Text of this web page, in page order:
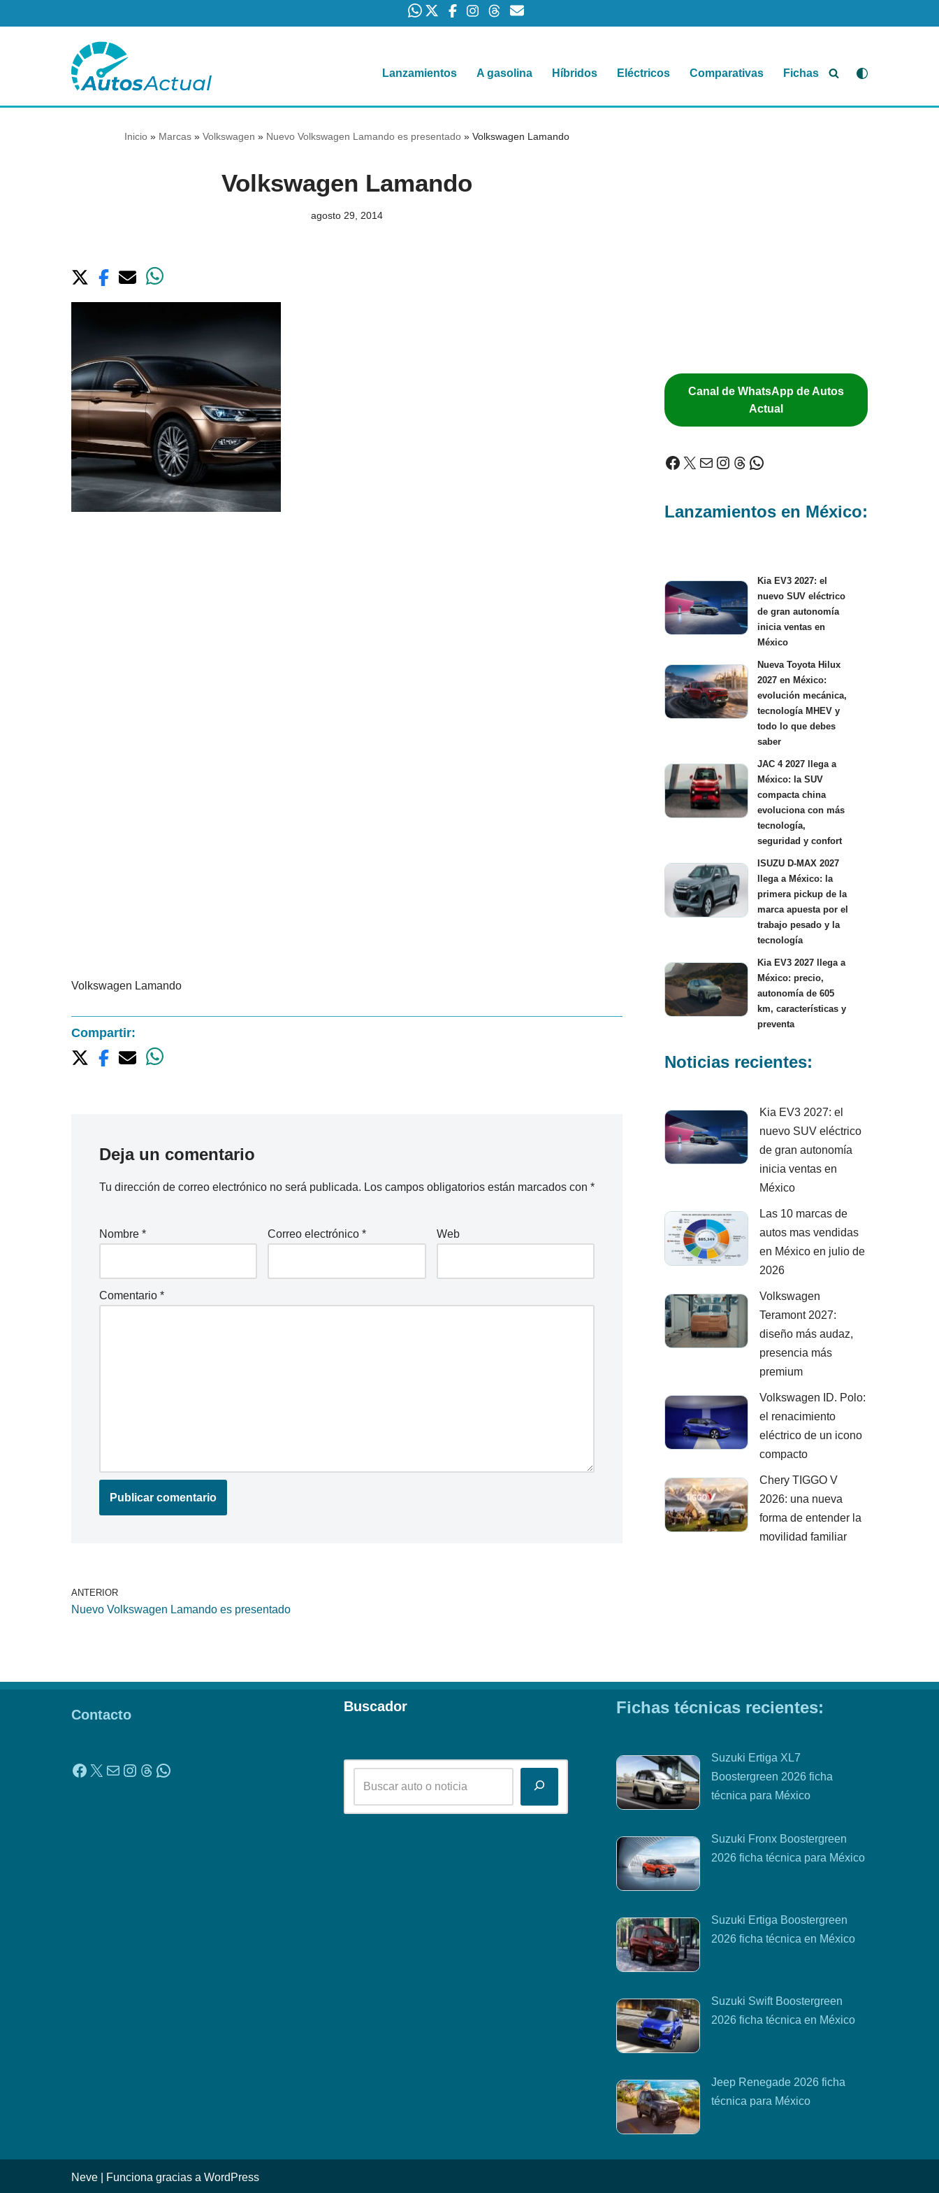
contenido
Lanzamientos A gasolina Híbridos Eléctricos Comparativas Fichas
Inicio » Marcas » Volkswagen » Nuevo Volkswagen Lamando es presentado » Volkswagen Lamando
Volkswagen Lamando
agosto 29, 2014
Volkswagen Lamando
Compartir:
Deja un comentario
Tu dirección de correo electrónico no será publicada. Los campos obligatorios están marcados con *
Nombre * Correo electrónico* Web
Comentario *
ANTERIOR
Nuevo Volkswagen Lamando es presentado
Canal de WhatsApp de Autos
Actual
Lanzamientos en México:
Kia EV3 2027: el
nuevo SUV eléctrico
de gran autonomía
inicia ventas en
México
Nueva Toyota Hilux
2027 en México:
evolución mecánica,
tecnología MHEV y
todo lo que debes
saber
JAC 4 2027 llega a
México: la SUV
compacta china
evoluciona con más
tecnología,
seguridad y confort
ISUZU D-MAX 2027
llega a México: la
primera pickup de la
marca apuesta por el
trabajo pesado y la
tecnología
Kia EV3 2027 llega a
México: precio,
autonomía de 605
km, características y
preventa
Noticias recientes:
Kia EV3 2027: el
nuevo SUV eléctrico
de gran autonomía
inicia ventas en
México
Las 10 marcas de
autos mas vendidas
en México en julio de
2026
Volkswagen
Teramont 2027:
diseño más audaz,
presencia más
premium
Volkswagen ID. Polo:
el renacimiento
eléctrico de un icono
compacto
Chery TIGGO V
2026: una nueva
forma de entender la
movilidad familiar
Contacto
Buscador Fichas técnicas recientes:
Suzuki Ertiga XL7
Boostergreen 2026 ficha
técnica para México
Suzuki Fronx Boostergreen
2026 ficha técnica para México
Suzuki Ertiga Boostergreen
2026 ficha técnica en México
Suzuki Swift Boostergreen
2026 ficha técnica en México
Jeep Renegade 2026 ficha
técnica para México
Neve | Funciona gracias a WordPress